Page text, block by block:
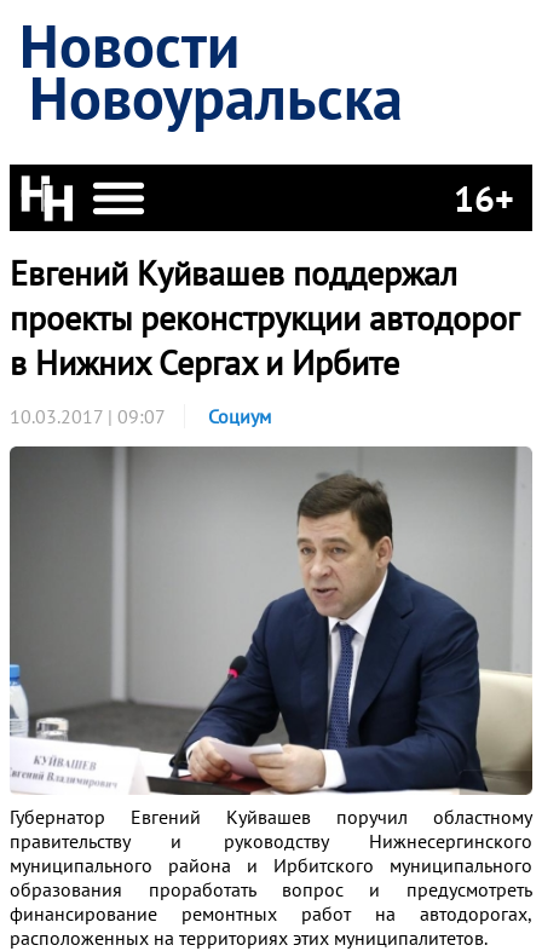
Новости
Новоуральска
16+
Евгений Куйвашев поддержал
проекты реконструкции автодорог
в Нижних Сергах и Ирбите
10.03.2017 | 09:07 Социум
Губернатор Евгений Куйвашев поручил областному
правительству и руководству Нижнесергинского
муниципального района и Ирбитского муниципального
образования проработать вопрос и предусмотреть
финансирование ремонтных работ на автодорогах,
расположенных на территориях этих муниципалитетов.